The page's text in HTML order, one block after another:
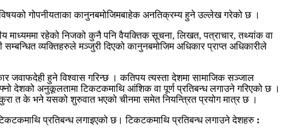
विषयको गोपनीयताका कानुनबमोजिमबाहेक अनतिक्रम्य हुने उल्लेख गरेको छ ।
माध्यममा रहेको निजको कुनै पनि वैयक्तिक सूचना,लिखत,पत्राचार,तथ्यांक वा
व्यक्तिहरुले मञ्जुरी दिएको कानुनबमोजिम अधिकार प्राप्त अधिकारीले
जवाफदेही हुने विश्वास गरिन्छ । कतिपय त्यस्ता देशमा सामाजिक सञ्जाल
देशको अनुकूलतामा टिकटकमाथि आंशिक वा पूर्ण प्रतिबन्ध लगाउने गरिएको छ ।
त के भने यसको शुरुवात भएको चीनमा समेत नियन्त्रित प्रयोग मात्र छ ।
प्रतिबन्ध लगाइएको छ। टिकटकमाथि प्रतिबन्ध लगाउने देशहरु :